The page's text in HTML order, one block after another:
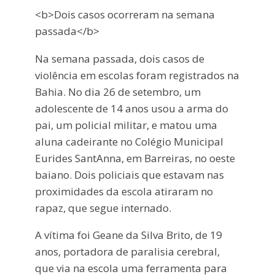
<b>Dois casos ocorreram na semana
passada</b>
Na semana passada, dois casos de
violência em escolas foram registrados na
Bahia. No dia 26 de setembro, um
adolescente de 14 anos usou a arma do
pai, um policial militar, e matou uma
aluna cadeirante no Colégio Municipal
Eurides SantAnna, em Barreiras, no oeste
baiano. Dois policiais que estavam nas
proximidades da escola atiraram no
rapaz, que segue internado.
A vítima foi Geane da Silva Brito, de 19
anos, portadora de paralisia cerebral,
que via na escola uma ferramenta para